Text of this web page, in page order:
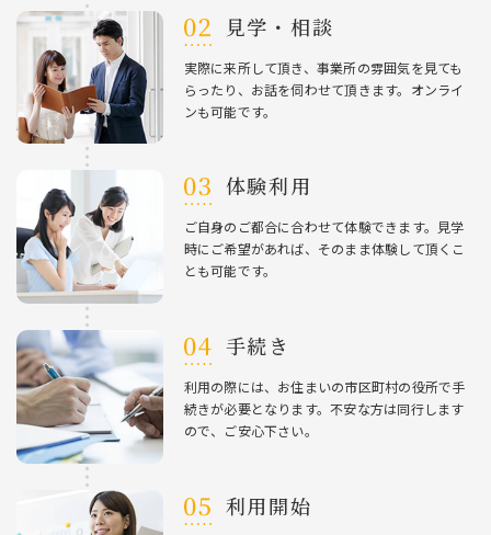
⾒学・相談
実際に来所して頂き、事業所の雰囲気を⾒ても
らったり、お話を伺わせて頂きます。オンライ
ンも可能です。
体験利⽤
ご⾃⾝のご都合に合わせて体験できます。⾒学
時にご希望があれば、そのまま体験して頂くこ
とも可能です。
⼿続き
利⽤の際には、お住まいの市区町村の役所で⼿
続きが必要となります。不安な⽅は同⾏します
ので、ご安⼼下さい。
利⽤開始